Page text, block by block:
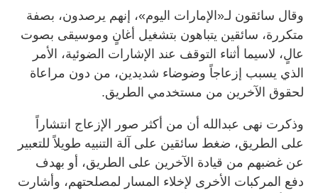
وقال سائقون لـ«الإمارات اليوم»، إنهم يرصدون، بصفة
متكررة، سائقين يتباهون بتشغيل أغانٍ وموسيقى بصوت
عالٍ، لاسيما أثناء التوقف عند الإشارات الضوئية، الأمر
الذي يسبب إزعاجاً وضوضاء شديدين، من دون مراعاة
لحقوق الآخرين من مستخدمي الطريق.
وذكرت نهى عبدالله أن من أكثر صور الإزعاج انتشاراً
على الطريق، ضغط سائقين على آلة التنبيه طويلاً للتعبير
عن غضبهم من قيادة الآخرين على الطريق، أو بهدف
دفع المركبات الأخرى لإخلاء المسار لمصلحتهم، وأشارت